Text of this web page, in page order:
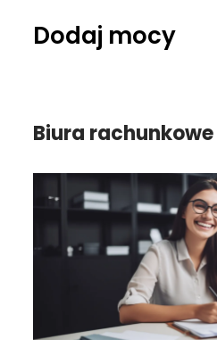
Dodaj mocy
Biura